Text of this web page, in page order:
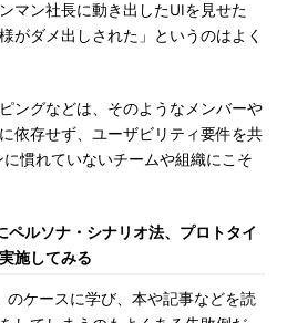
マン社長に動き出したUIを見せた
がダメ出しされた」というのはよく
ングなどは、そのようなメンバーや
依存せず、ユーザビリティ要件を共
慣れていないチームや組織にこそ
ペルソナ・シナリオ法、プロトタイ
施してみる
ケースに学び、本や記事などを読